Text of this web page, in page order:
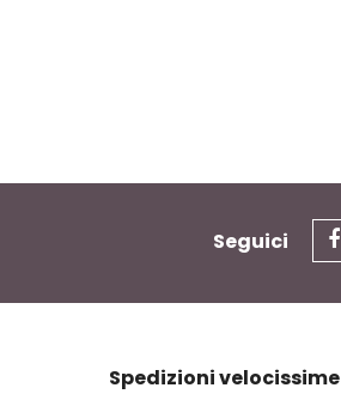
Seguici
Spedizioni velocissime